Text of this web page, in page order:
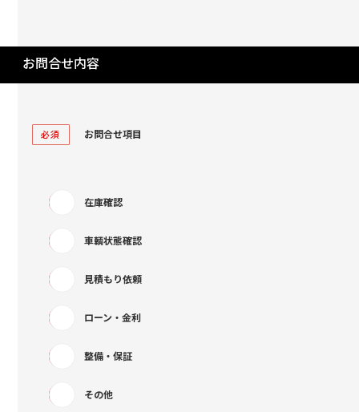
お問合せ内容
必須 お問合せ項目
在庫確認
車輌状態確認
見積もり依頼
ローン・金利
整備・保証
その他